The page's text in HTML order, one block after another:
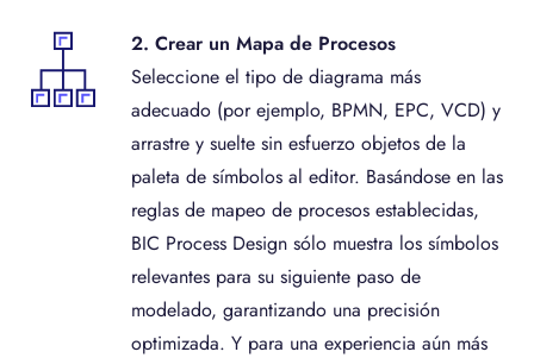
2. Crear un Mapa de Procesos
Seleccione el tipo de diagrama más
adecuado (por ejemplo, BPMN, EPC, VCD) y
arrastre y suelte sin esfuerzo objetos de la
paleta de símbolos al editor. Basándose en las
reglas de mapeo de procesos establecidas,
BIC Process Design sólo muestra los símbolos
relevantes para su siguiente paso de
modelado, garantizando una precisión
optimizada. Y para una experiencia aún más